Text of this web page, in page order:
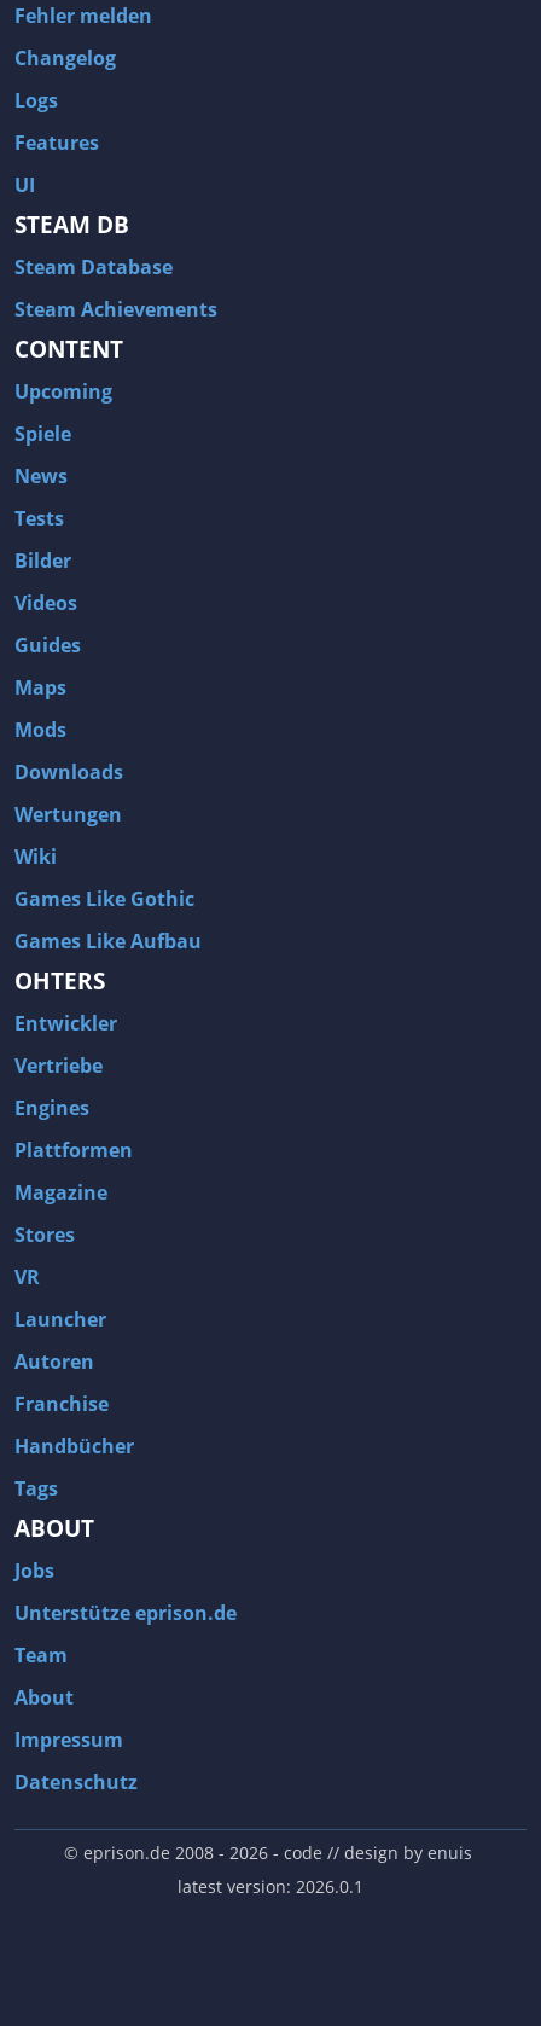
Fehler melden
Changelog
Logs
Features
UI
STEAM DB
Steam Database
Steam Achievements
CONTENT
Upcoming
Spiele
News
Tests
Bilder
Videos
Guides
Maps
Mods
Downloads
Wertungen
Wiki
Games Like Gothic
Games Like Aufbau
OHTERS
Entwickler
Vertriebe
Engines
Plattformen
Magazine
Stores
VR
Launcher
Autoren
Franchise
Handbücher
Tags
ABOUT
Jobs
Unterstütze eprison.de
Team
About
Impressum
Datenschutz
© eprison.de 2008 - 2026- code // design by enuis
latest version: 2026.0.1